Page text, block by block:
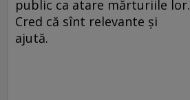
public ca atare mărturiile lor.
Cred că sînt relevante și
ajută.